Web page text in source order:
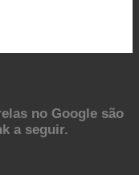
no Google são
a seguir.